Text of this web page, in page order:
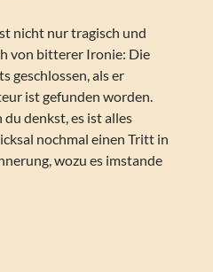
nicht nur tragisch und
von bitterer Ironie: Die
geschlossen, als er
ist gefunden worden.
denkst, es ist alles
nochmal einen Tritt in
wozu es imstande